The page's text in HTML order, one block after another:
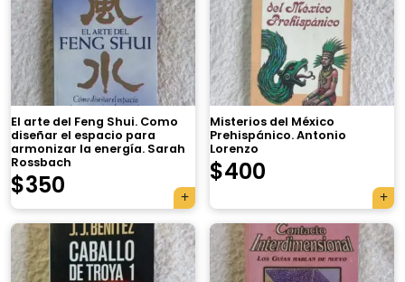
El arte del Feng Shui. Como
diseñar el espacio para
armonizar la energía. Sarah
Rossbach
$350
Misterios del México
Prehispánico. Antonio
Lorenzo
$400